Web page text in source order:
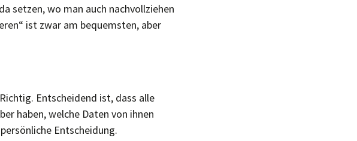
setzen, wo man auch nachvollziehen
ist zwar am bequemsten, aber
Entscheidend ist, dass alle
haben, welche Daten von ihnen
Entscheidung.